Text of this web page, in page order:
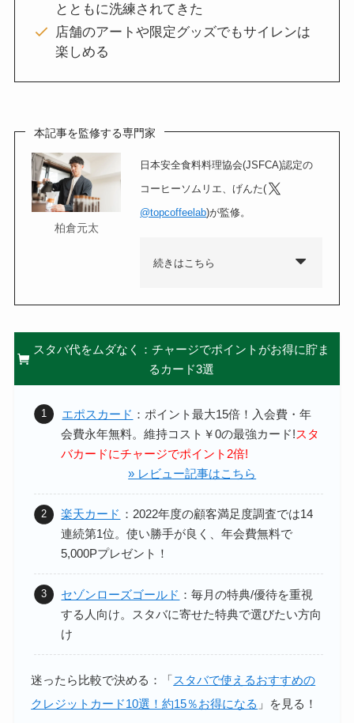
とともに洗練されてきた
店舗のアートや限定グッズでもサイレンは
楽しめる
本記事を監修する専門家
柏倉元太
日本安全食料料理協会(JSFCA)認定の
コーヒーソムリエ、げんた(
@topcoffeelab)が監修。
続きはこちら
スタバ代をムダなく：チャージでポイントがお得に貯ま
るカード3選
エポスカード ：ポイント最大15倍！ 入会費・年
会費永年無料。維持コスト￥0の最強カード!スタ
バカードにチャージでポイント2倍!
» レビュー記事はこちら
楽天カード ：2022年度の顧客満足度調査では14
連続第1位。使い勝手が良く、年会費無料で
5,000Pプレゼント！
セゾンローズゴールド ：毎月の特典/優待を重視
する人向け。スタバに寄せた特典で選びたい方向
け
迷ったら比較で決める：「スタバで使えるおすすめの
クレジットカード10選！約15％お得になる 」を見る！